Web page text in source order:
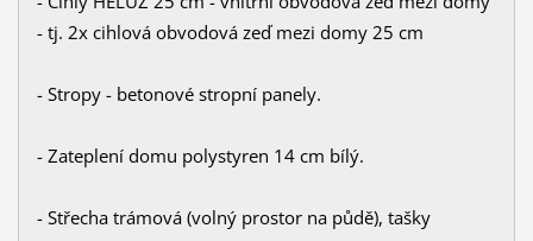
- tj. 2x cihlová obvodová zeď mezi domy 25 cm
- Stropy - betonové stropní panely.
- Zateplení domu polystyren 14 cm bílý.
- Střecha trámová (volný prostor na půdě), tašky